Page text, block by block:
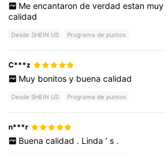
Me encantaron de verdad estan muy
calidad
Desde SHEIN US Programa de puntos
C***z
Muy bonitos y buena calidad
Desde SHEIN US Programa de puntos
n***r
Buena calidad . Linda ’ s .